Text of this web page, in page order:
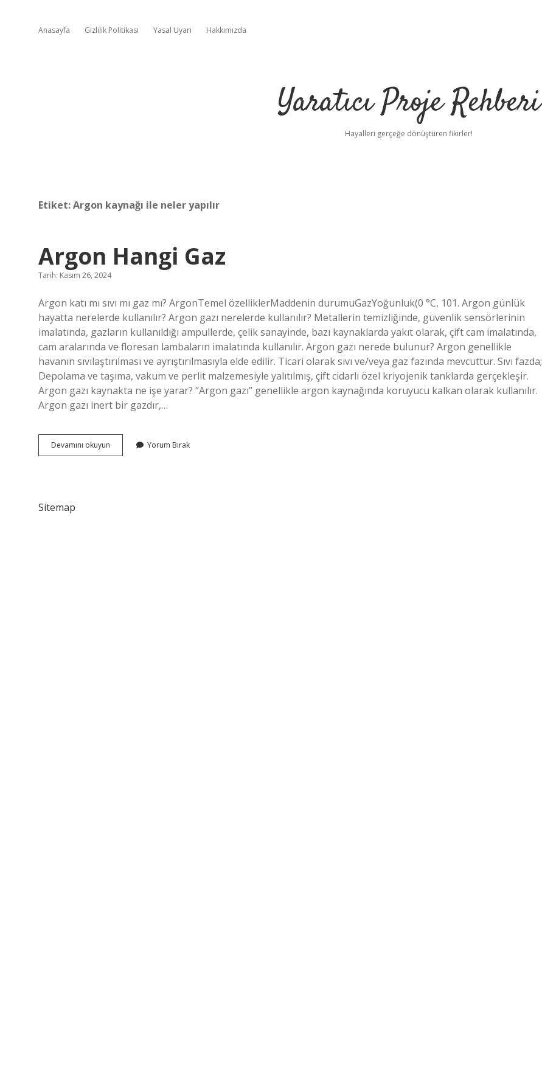
Anasayfa Gizlilik Politikası Yasal Uyarı Hakkımızda
Yaratıcı Proje Rehberi
Hayalleri gerçeğe dönüştüren fikirler!
Etiket:Argon kaynağı ile neler yapılır
Argon Hangi Gaz
Tarih: Kasım 26, 2024
Argon katı mı sıvı mı gaz mı? ArgonTemel özelliklerMaddenin durumuGazYoğunluk(0 °C, 101. Argon günlük
hayatta nerelerde kullanılır? Argon gazı nerelerde kullanılır? Metallerin temizliğinde, güvenlik sensörlerinin
imalatında, gazların kullanıldığı ampullerde, çelik sanayinde, bazı kaynaklarda yakıt olarak, çift cam imalatında,
cam aralarında ve floresan lambaların imalatında kullanılır. Argon gazı nerede bulunur? Argon genellikle
havanın sıvılaştırılması ve ayrıştırılmasıyla elde edilir. Ticari olarak sıvı ve/veya gaz fazında mevcuttur. Sıvı fazda;
Depolama ve taşıma, vakum ve perlit malzemesiyle yalıtılmış, çift cidarlı özel kriyojenik tanklarda gerçekleşir.
Argon gazı kaynakta ne işe yarar? “Argon gazı” genellikle argon kaynağında koruyucu kalkan olarak kullanılır.
Argon gazı inert bir gazdır,…
Devamını okuyun
Hangi
Yorum Bırak
Sitemap